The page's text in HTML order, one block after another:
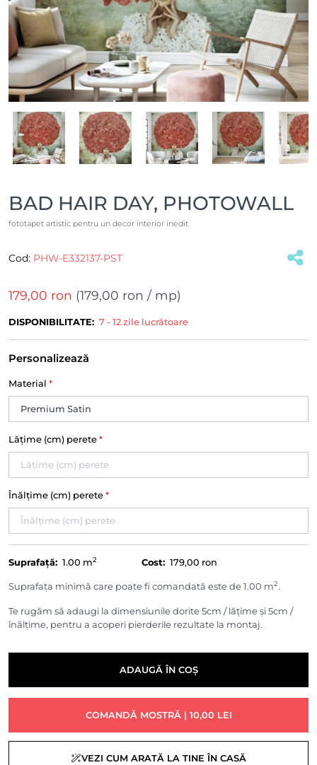
BAD HAIR DAY, PHOTOWALL
fototapet artistic pentru un decor interior inedit
Cod: PHW-E332137-PST
179,00 ron (179,00 ron / mp)
DISPONIBILITATE: 7 - 12 zile lucrătoare
Personalizează
Material *
Lățime (cm) perete *
Înălțime (cm) perete *
Suprafață: 1.00 m2 Cost: 179,00 ron
Suprafața minimă care poate fi comandată este de 1.00 m2.
Te rugăm să adaugi la dimensiunile dorite 5cm / lățime și 5cm /
înălțime, pentru a acoperi pierderile rezultate la montaj.
ADAUGĂ ÎN COȘ
COMANDĂ MOSTRĂ | 10,00 LEI
VEZI CUM ARATĂ LA TINE ÎN CASĂ